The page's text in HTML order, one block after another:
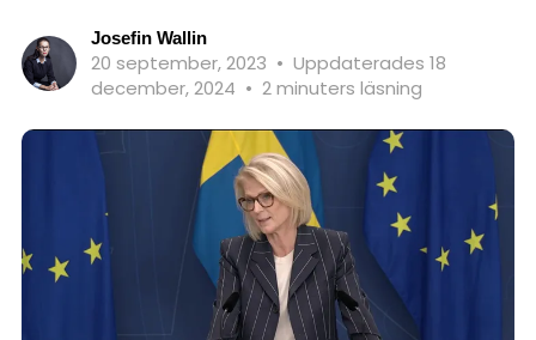
Josefin Wallin
20 september, 2023 • Uppdaterades 18
december, 2024 • 2 minuters läsning